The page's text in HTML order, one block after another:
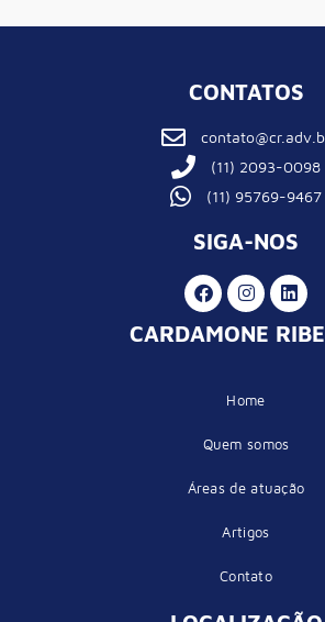
CONTATOS
(11) 2093-0098
(11) 95769-9467
SIGA-NOS
CARDAMONE
Home
Quem somos
Áreas de atuação
Artigos
Contato